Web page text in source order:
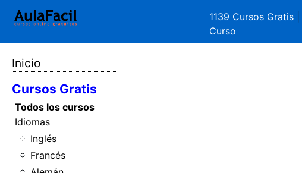
1139 Cursos Gratis
Curso
Inicio
Cursos Gratis
Todos los cursos
Idiomas
Inglés
Francés